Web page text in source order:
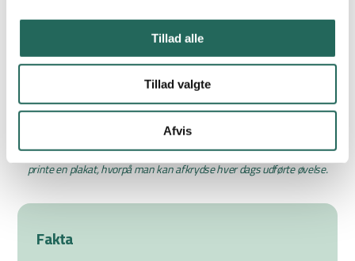
Tillad alle
Tillad valgte
Afvis
Dansk Skoleidræts bevægelsesjulekalender er digital, men skolerne kan
printe en plakat, hvorpå man kan afkrydse hver dags udførte øvelse.
Fakta